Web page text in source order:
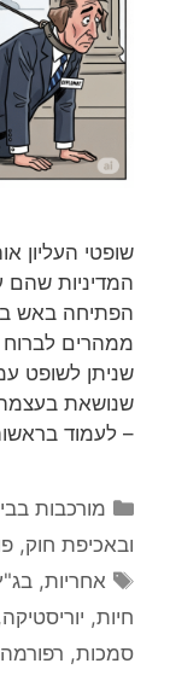
שופטי העליון
המדיניות
הפתיחה באש
ממהרים לברוח
שניתן לשופט
שנושאת
– לעמוד
קטגוריות
מורכבות
ובאכיפת חוק,
תגיות
אחריות,
חיות, יוריסטיקה
סמכות,